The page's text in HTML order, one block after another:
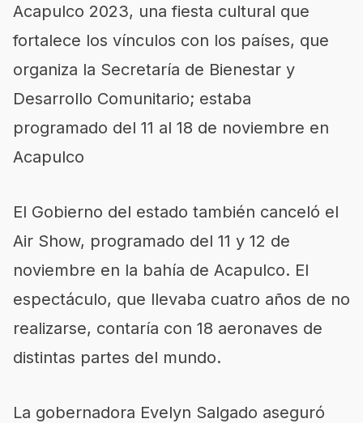
Acapulco 2023, una fiesta cultural que
fortalece los vínculos con los países, que
organiza la Secretaría de Bienestar y
Desarrollo Comunitario; estaba
programado del 11 al 18 de noviembre en
Acapulco
El Gobierno del estado también canceló el
Air Show, programado del 11 y 12 de
noviembre en la bahía de Acapulco. El
espectáculo, que llevaba cuatro años de no
realizarse, contaría con 18 aeronaves de
distintas partes del mundo.
La gobernadora Evelyn Salgado aseguró